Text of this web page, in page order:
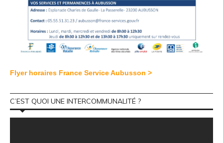
Flyer horaires France Service Aubusson >
C’EST QUOI UNE INTERCOMMUNALITÉ ?